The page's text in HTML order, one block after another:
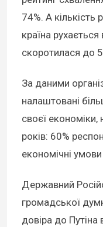
74%. А кількість
країна
скоротилася до
За даними
налаштовані
своєї економіки,
років: 60%
економічні
Державний
громадської
довіра до